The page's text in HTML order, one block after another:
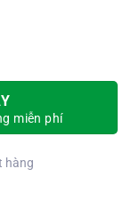
miễn phí
hàng